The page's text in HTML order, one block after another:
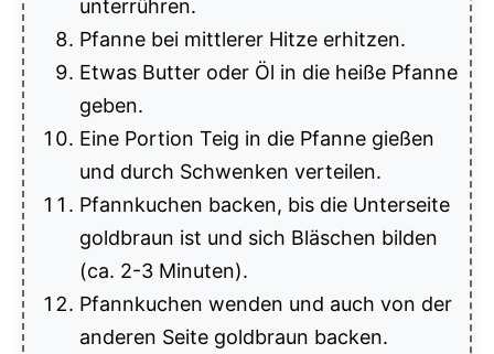
unterrühren.
Pfanne bei mittlerer Hitze erhitzen.
Etwas Butter oder Öl in die heiße Pfanne
geben.
Eine Portion Teig in die Pfanne gießen
und durch Schwenken verteilen.
Pfannkuchen backen, bis die Unterseite
goldbraun ist und sich Bläschen bilden
(ca. 2-3 Minuten).
Pfannkuchen wenden und auch von der
anderen Seite goldbraun backen.